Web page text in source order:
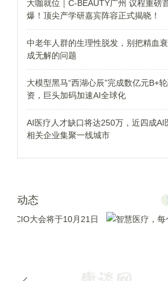
大咖就位｜C-BEAUTY广州 议程重磅
爆！顶尖产学研嘉宾阵容正式揭晓！
中老年人群的生理性脱发，别把精血
成无解的问题
大模型黑马“西湖心辰”完成数亿元B+
资，巨头加码加速AI全球化
AI医疗人才缺口将达250万，近四成AI
相关企业集聚一线城市
动态